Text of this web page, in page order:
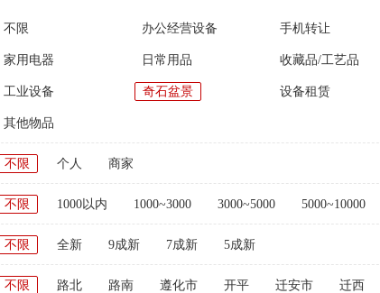
不限 办公经营设备 手机转让
家用电器 日常用品 收藏品/工艺品
工业设备 奇石盆景 设备租赁
其他物品
不限 个人 商家
不限 1000以内 1000~3000 3000~5000 5000~10000
不限 全新 9成新 7成新 5成新
不限 路北 路南 遵化市 开平 迁安市 迁西